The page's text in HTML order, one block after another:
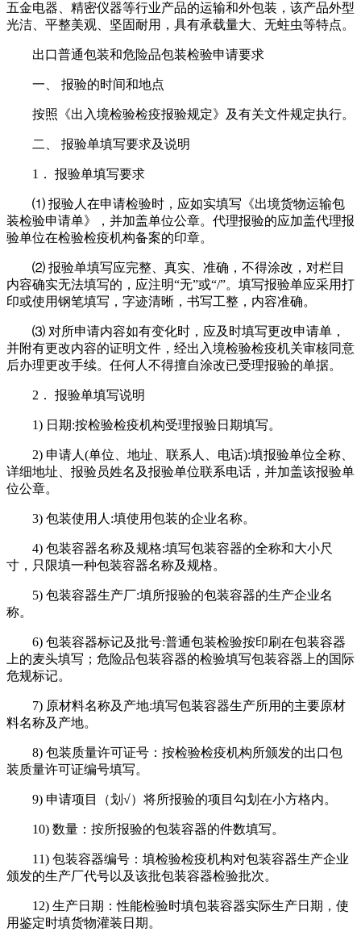
五金电器、精密仪器等行业产品的运输和外包装，该产品外型
光洁、平整美观、坚固耐用，具有承载量大、无蛀虫等特点。
出口普通包装和危险品包装检验申请要求
一、 报验的时间和地点
按照《出入境检验检疫报验规定》及有关文件规定执行。
二、 报验单填写要求及说明
1． 报验单填写要求
⑴ 报验人在申请检验时，应如实填写《出境货物运输包
装检验申请单》，并加盖单位公章。代理报验的应加盖代理报
验单位在检验检疫机构备案的印章。
⑵ 报验单填写应完整、真实、准确，不得涂改，对栏目
内容确实无法填写的，应注明“无”或“/”。填写报验单应采用打
印或使用钢笔填写，字迹清晰，书写工整，内容准确。
⑶ 对所申请内容如有变化时，应及时填写更改申请单，
并附有更改内容的证明文件，经出入境检验检疫机关审核同意
后办理更改手续。任何人不得擅自涂改已受理报验的单据。
2． 报验单填写说明
1) 日期:按检验检疫机构受理报验日期填写。
2) 申请人(单位、地址、联系人、电话):填报验单位全称、
详细地址、报验员姓名及报验单位联系电话，并加盖该报验单
位公章。
3) 包装使用人:填使用包装的企业名称。
4) 包装容器名称及规格:填写包装容器的全称和大小尺
寸，只限填一种包装容器名称及规格。
5) 包装容器生产厂:填所报验的包装容器的生产企业名
称。
6) 包装容器标记及批号:普通包装检验按印刷在包装容器
上的麦头填写；危险品包装容器的检验填写包装容器上的国际
危规标记。
7) 原材料名称及产地:填写包装容器生产所用的主要原材
料名称及产地。
8) 包装质量许可证号：按检验检疫机构所颁发的出口包
装质量许可证编号填写。
9) 申请项目（划√）将所报验的项目勾划在小方格内。
10) 数量：按所报验的包装容器的件数填写。
11) 包装容器编号：填检验检疫机构对包装容器生产企业
颁发的生产厂代号以及该批包装容器检验批次。
12) 生产日期：性能检验时填包装容器实际生产日期，使
用鉴定时填货物灌装日期。